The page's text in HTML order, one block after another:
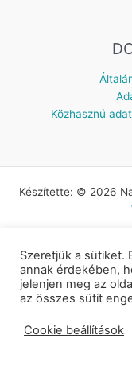
Közhasznú
Készítette: © 2026
Szeretjük a sütiket.
annak érdekében,
jelenjen meg az
az összes sütit
Cookie beállítások